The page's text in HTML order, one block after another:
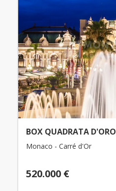
BOX QUADRATA D'ORO
Monaco - Carré d'Or
520.000 €